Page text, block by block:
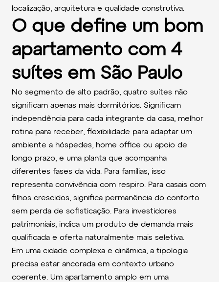
localização, arquitetura e qualidade construtiva.
O que define um bom
apartamento com 4
suítes em São Paulo
No segmento de alto padrão, quatro suítes não
significam apenas mais dormitórios. Significam
independência para cada integrante da casa, melhor
rotina para receber, flexibilidade para adaptar um
ambiente a hóspedes, home office ou apoio de
longo prazo, e uma planta que acompanha
diferentes fases da vida. Para famílias, isso
representa convivência com respiro. Para casais com
filhos crescidos, significa permanência do conforto
sem perda de sofisticação. Para investidores
patrimoniais, indica um produto de demanda mais
qualificada e oferta naturalmente mais seletiva.
Em uma cidade complexa e dinâmica, a tipologia
precisa estar ancorada em contexto urbano
coerente. Um apartamento amplo em uma